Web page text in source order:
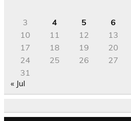
3
4 5 6
10
11 12 13
17
18 19 20
24
25 26 27
31
« Jul